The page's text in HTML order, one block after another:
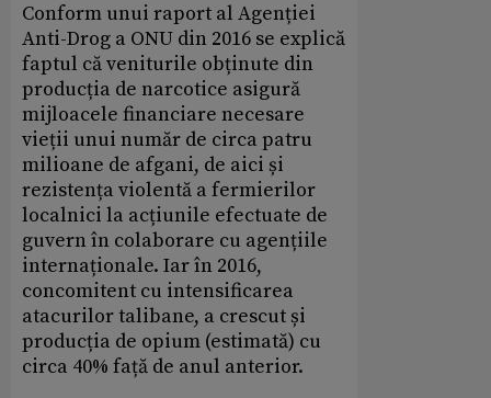
Conform unui raport al Agenției
Anti-Drog a ONU din 2016 se explică
faptul că veniturile obținute din
producția de narcotice asigură
mijloacele financiare necesare
vieții unui număr de circa patru
milioane de afgani, de aici și
rezistența violentă a fermierilor
localnici la acțiunile efectuate de
guvern în colaborare cu agențiile
internaționale. Iar în 2016,
concomitent cu intensificarea
atacurilor talibane, a crescut și
producția de opium (estimată) cu
circa 40% față de anul anterior.